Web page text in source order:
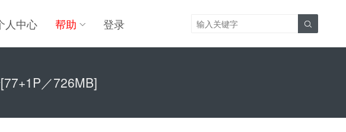
人中心 帮助 登录 
／726MB]